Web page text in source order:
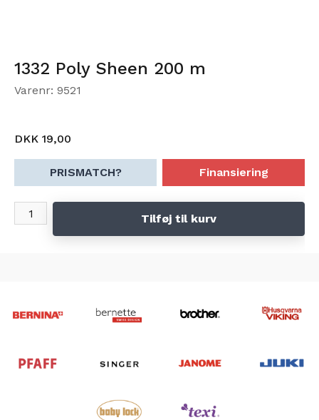
1332 Poly Sheen 200 m
Varenr: 9521
DKK 19,00
PRISMATCH? Finansiering
Tilføj til kurv